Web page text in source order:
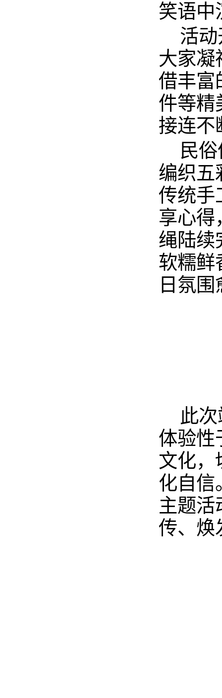
笑语中
活
大家凝
借丰富
件等精
接连不
民
编织五
传统手
享心得
绳陆续
软糯鲜
日氛
此
体验性
文化，
化自信
主题活
传、焕